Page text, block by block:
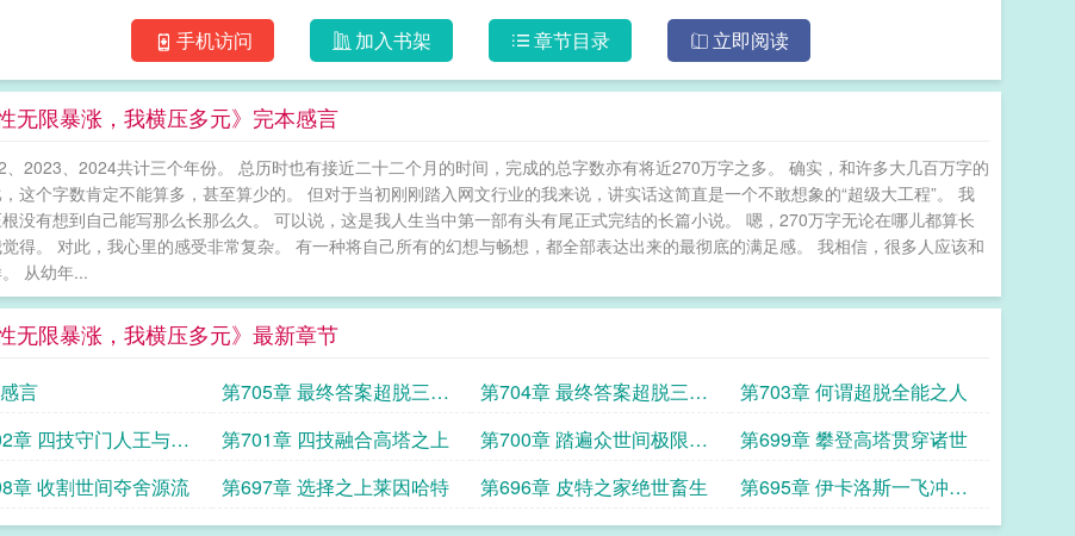
手机访问 加入书架 章节目录 立即阅读
无限暴涨，我横压多元》完本感言
、2023、2024共计三个年份。 总历时也有接近二十二个月的时间，完成的总字数亦有将近270万字之多。 确实，和许多大几百万字的
这个字数肯定不能算多，甚至算少的。 但对于当初刚刚踏入网文行业的我来说，讲实话这简直是一个不敢想象的“超级大工程”。 我
没有想到自己能写那么长那么久。 可以说，这是我人生当中第一部有头有尾正式完结的长篇小说。 嗯，270万字无论在哪儿都算长
得。 对此，我心里的感受非常复杂。 有一种将自己所有的幻想与畅想，都全部表达出来的最彻底的满足感。 我相信，很多人应该和
从幼年...
无限暴涨，我横压多元》最新章节
言
第705章 最终答案超脱三境
下
第704章 最终答案超脱三境
上
第703章 何谓超脱全能之人
章 四技守门人王与王
第701章 四技融合高塔之上
第700章 踏遍众世间极限伯
克利
第699章 攀登高塔贯穿诸世
章 收割世间夺舍源流
第697章 选择之上莱因哈特 第696章 皮特之家绝世畜生
第695章 伊卡洛斯一飞冲天
数理内容较多慎入